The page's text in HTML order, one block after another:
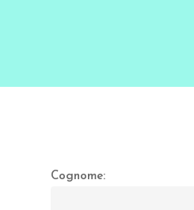
Cognome: